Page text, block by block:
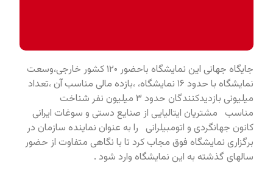
جایگاه جهانی این نمایشگاه باحضور ۱۲۰ کشور خارجی،وسعت
نمایشگاه با حدود ۱۶ نمایشگاه، ،بازده مالی مناسب آن ،تعداد
میلیونی بازدیدکنندگان حدود ۳ میلیون نفر شناخت
مناسب مشتریان ایتالیایی از صنایع دستی و سوغات ایرانی
کانون جهانگردی و اتومبیلرانی را به عنوان نماینده سازمان در
برگزاری نمایشگاه فوق مجاب کرد تا با نگاهی متفاوت از حضور
سالهای گذشته به این نمایشگاه وارد شود .